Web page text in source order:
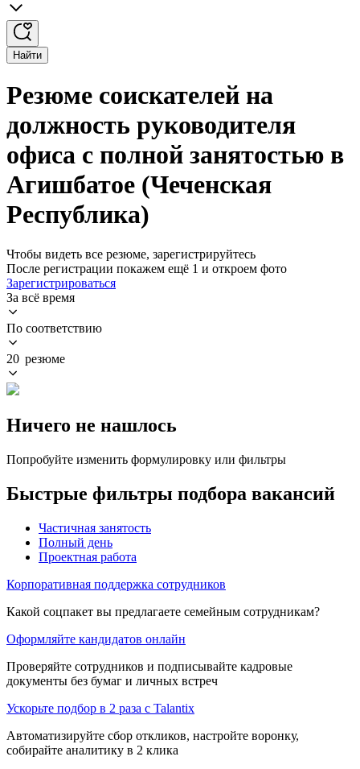
Найти
Резюме соискателей на
должность руководителя
офиса с полной занятостью в
Агишбатое (Чеченская
Республика)
Чтобы видеть все резюме, зарегистрируйтесь
После регистрации покажем ещё 1 и откроем фото
Зарегистрироваться
За всё время
По соответствию
20 резюме
Ничего не нашлось
Попробуйте изменить формулировку или фильтры
Быстрые фильтры подбора вакансий
Частичная занятость
Полный день
Проектная работа
Корпоративная поддержка сотрудников
Какой соцпакет вы предлагаете семейным сотрудникам?
Оформляйте кандидатов онлайн
Проверяйте сотрудников и подписывайте кадровые
документы без бумаг и личных встреч
Ускорьте подбор в 2 раза с Talantix
Автоматизируйте сбор откликов, настройте воронку,
собирайте аналитику в 2 клика